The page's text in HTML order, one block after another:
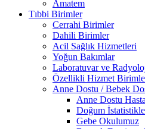
Amatem
Tıbbi Birimler
Cerrahi Birimler
Dahili Birimler
Acil Sağlık Hizmetleri
Yoğun Bakımlar
Laboratuvar ve
Özellikli Hizmet
Anne Dostu / Bebek
Anne Dostu
Doğum
Gebe Okulumuz